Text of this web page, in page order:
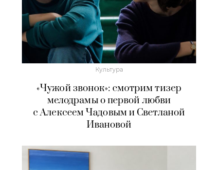
Культура
«Чужой звонок»: смотрим тизер
мелодрамы о первой любви
с Алексеем Чадовым и Светланой
Ивановой